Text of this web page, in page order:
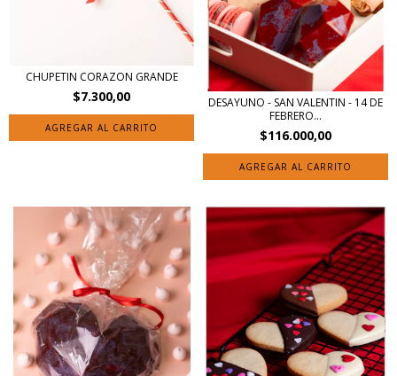
CHUPETIN CORAZON GRANDE
$7.300,00
DESAYUNO - SAN VALENTIN - 14 DE
FEBRERO...
$116.000,00
AGREGAR AL CARRITO